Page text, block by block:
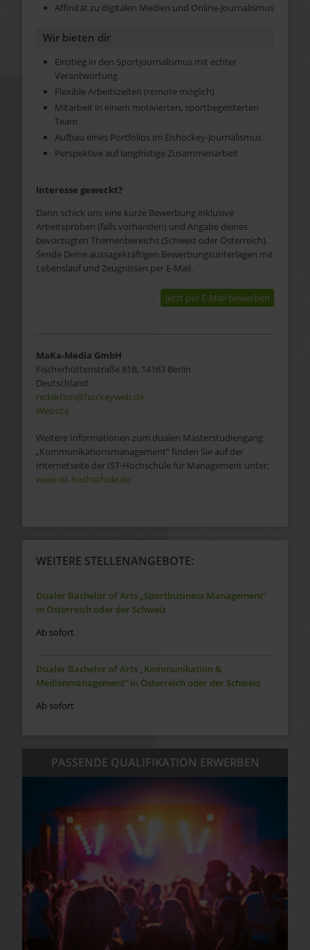
Affinität zu digitalen Medien und Online-Journalismus
Wir bieten dir
Einstieg in den Sportjournalismus mit echter
Verantwortung
Flexible Arbeitszeiten (remote möglich)
Mitarbeit in einem motivierten, sportbegeisterten
Team
Aufbau eines Portfolios im Eishockey-Journalismus
Perspektive auf langfristige Zusammenarbeit
Interesse geweckt?
Dann schick uns eine kurze Bewerbung inklusive
Arbeitsproben (falls vorhanden) und Angabe deines
bevorzugten Themenbereichs (Schweiz oder Österreich).
Sende Deine aussagekräftigen Bewerbungsunterlagen mit
Lebenslauf und Zeugnissen per E-Mail.
Jetzt per E-Mail bewerben
MaKa-Media GmbH
Fischerhüttenstraße 81B, 14163 Berlin
Deutschland
redaktion@hockeyweb.de
Website
Weitere Informationen zum dualen Masterstudiengang
„Kommunikationsmanagement“ finden Sie auf der
Internetseite der IST-Hochschule für Management unter:
www.ist-hochschule.de
WEITERE STELLENANGEBOTE:
Dualer Bachelor of Arts „Sportbusiness Management“
in Österreich oder der Schweiz
Ab sofort
Dualer Bachelor of Arts „Kommunikation &
Medienmanagement“ in Österreich oder der Schweiz
Ab sofort
PASSENDE QUALIFIKATION ERWERBEN